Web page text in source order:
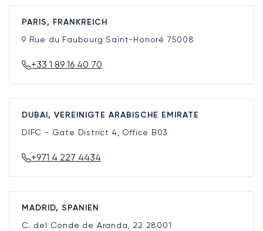
PARIS, FRANKREICH
9 Rue du Faubourg Saint-Honoré 75008
+33 1 89 16 40 70
DUBAI, VEREINIGTE ARABISCHE EMIRATE
DIFC - Gate District 4, Office B03
+971 4 227 4434
MADRID, SPANIEN
C. del Conde de Aranda, 22 28001